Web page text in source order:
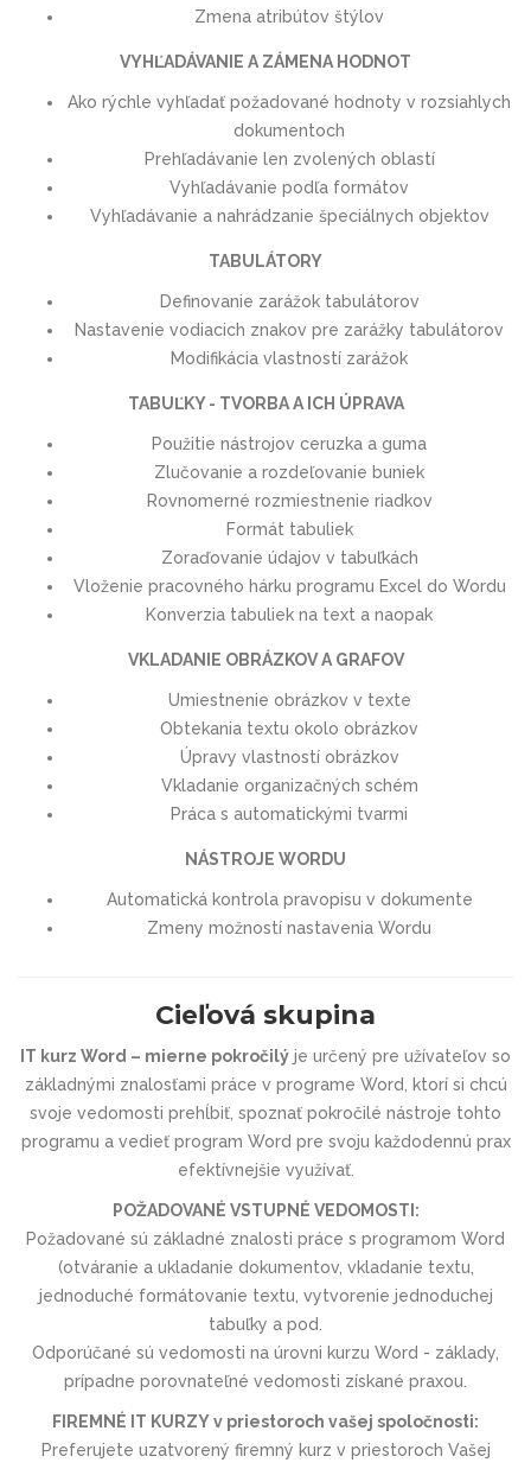
Zmena atribútov štýlov
VYHĽADÁVANIE A ZÁMENA HODNOT
Ako rýchle vyhľadať požadované hodnoty v rozsiahlych
dokumentoch
Prehľadávanie len zvolených oblastí
Vyhľadávanie podľa formátov
Vyhľadávanie a nahrádzanie špeciálnych objektov
TABULÁTORY
Definovanie zarážok tabulátorov
Nastavenie vodiacich znakov pre zarážky tabulátorov
Modifikácia vlastností zarážok
TABUĽKY - TVORBA A ICH ÚPRAVA
Použitie nástrojov ceruzka a guma
Zlučovanie a rozdeľovanie buniek
Rovnomerné rozmiestnenie riadkov
Formát tabuliek
Zoraďovanie údajov v tabuľkách
Vloženie pracovného hárku programu Excel do Wordu
Konverzia tabuliek na text a naopak
VKLADANIE OBRÁZKOV A GRAFOV
Umiestnenie obrázkov v texte
Obtekania textu okolo obrázkov
Úpravy vlastností obrázkov
Vkladanie organizačných schém
Práca s automatickými tvarmi
NÁSTROJE WORDU
Automatická kontrola pravopisu v dokumente
Zmeny možností nastavenia Wordu
Cieľová skupina
IT kurz Word – mierne pokročilý je určený pre užívateľov so
základnými znalosťami práce v programe Word, ktorí si chcú
svoje vedomosti prehĺbiť, spoznať pokročilé nástroje tohto
programu a vedieť program Word pre svoju každodennú prax
efektívnejšie využívať.
POŽADOVANÉ VSTUPNÉ VEDOMOSTI:
Požadované sú základné znalosti práce s programom Word
(otváranie a ukladanie dokumentov, vkladanie textu,
jednoduché formátovanie textu, vytvorenie jednoduchej
tabuľky a pod.
Odporúčané sú vedomosti na úrovni kurzu Word - základy
prípadne porovnateľné vedomosti získané praxou.
FIREMNÉ IT KURZY v priestoroch vašej spoločnosti:
Preferujete uzatvorený firemný kurz v priestoroch Vašej